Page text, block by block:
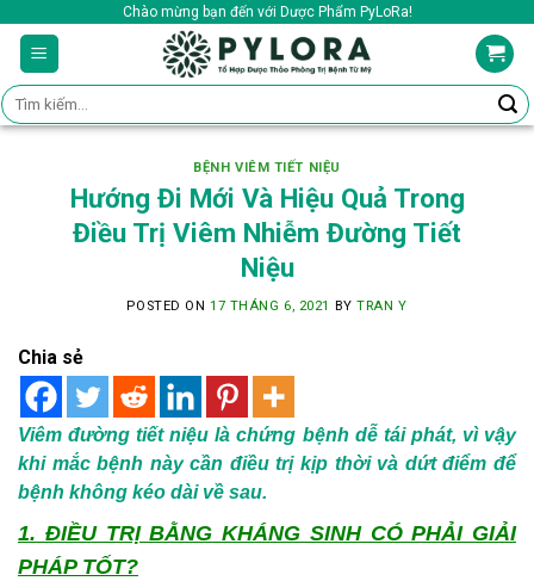
content
Chào mừng bạn đến với Dược Phẩm PyLoRa!
Tìm
kiếm:
BỆNH VIÊM TIẾT NIỆU
Hướng Đi Mới Và Hiệu Quả Trong
Điều Trị Viêm Nhiễm Đường Tiết
Niệu
POSTED ON 17 THÁNG 6, 2021 BYTRAN Y
Chia sẻ
Viêm đường tiết niệu là chứng bệnh dễ tái phát, vì vậy
khi mắc bệnh này cần điều trị kịp thời và dứt điểm để
bệnh không kéo dài về sau.
1. ĐIỀU TRỊ BẰNG KHÁNG SINH CÓ PHẢI GIẢI
PHÁP TỐT?